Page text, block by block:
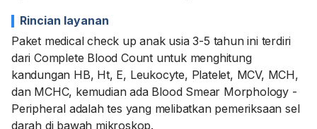
Rincian layanan
Paket medical check up anak usia 3-5 tahun ini terdiri
dari Complete Blood Count untuk menghitung
kandungan HB, Ht, E, Leukocyte, Platelet, MCV, MCH,
dan MCHC, kemudian ada Blood Smear Morphology -
Peripheral adalah tes yang melibatkan pemeriksaan sel
darah di bawah mikroskop.